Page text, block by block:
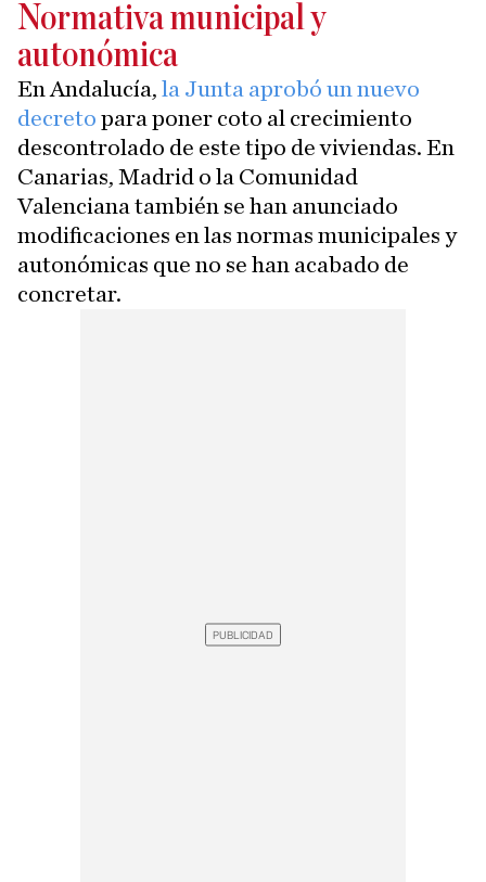
Normativa municipal y
autonómica
En Andalucía, la Junta aprobó un nuevo
decreto para poner coto al crecimiento
descontrolado de este tipo de viviendas. En
Canarias, Madrid o la Comunidad
Valenciana también se han anunciado
modificaciones en las normas municipales y
autonómicas que no se han acabado de
concretar.